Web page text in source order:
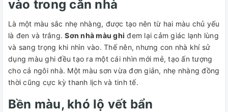
vào trong căn nhà
Là một màu sắc nhẹ nhàng, được tạo nên từ hai màu chủ yếu
là đen và trắng.Sơn nhà màu ghi đem lại cảm giác lạnh lùng
và sang trọng khi nhìn vào. Thế nên, nhưng con nhà khí sử
dụng màu ghi đều tạo ra một cái nhìn mới mẻ, tạo ấn tượng
cho cả ngôi nhà. Một màu sơn vừa đơn giản, nhẹ nhàng đồng
thời cũng cực kỳ thanh lịch và tinh tế.
Bền màu, khó lộ vết bẩn